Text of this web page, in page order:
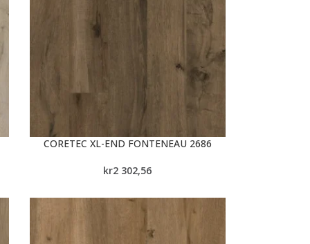
CORETEC XL-END FONTENEAU 2686
kr2 302,56